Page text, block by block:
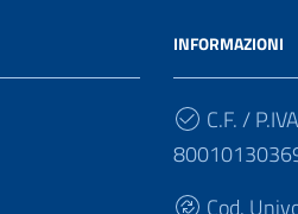
INFORMAZIONI
C.F. / P.IVA
Cod.